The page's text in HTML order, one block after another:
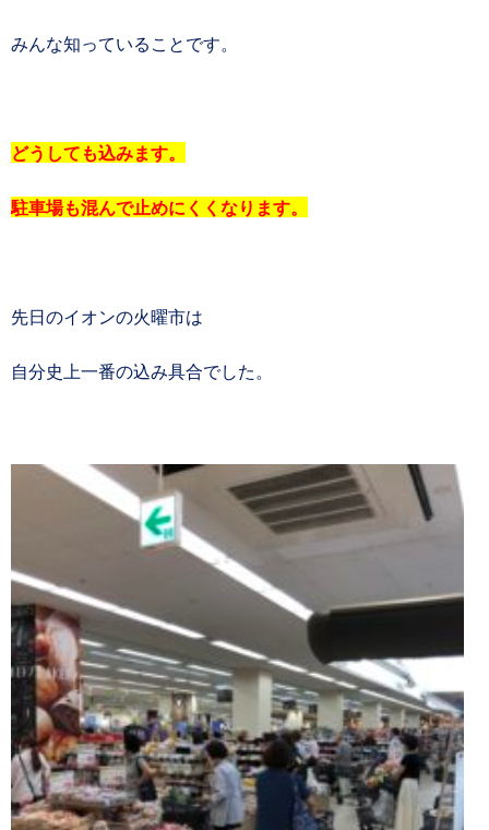
みんな知っていることです。
どうしても込みます。
駐車場も混んで止めにくくなります。
先日のイオンの火曜市は
自分史上一番の込み具合でした。